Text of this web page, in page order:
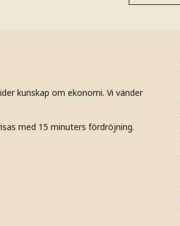
kunskap om ekonomi. Vi vänder
med 15 minuters fördröjning.